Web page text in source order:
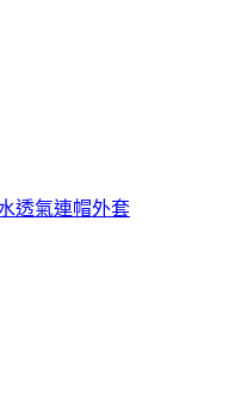
透氣連帽外套